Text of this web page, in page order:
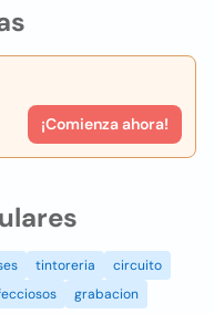
¡Comienza ahora!
tintoreria
circuito
grabacion